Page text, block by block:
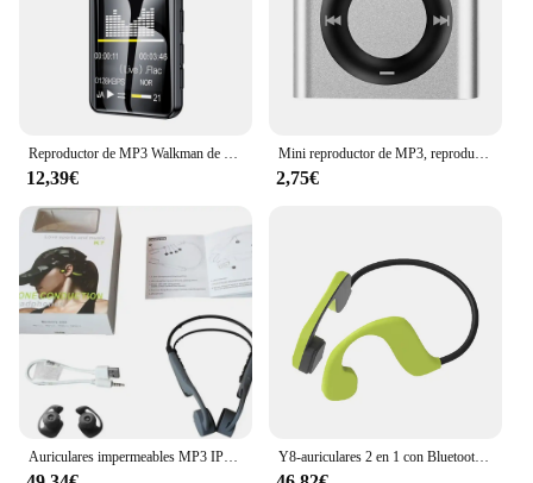
12,39€ 2,75€
Y8-auriculares 2 en 1 con Bluetooth 5,0, reproductor Mp3 de 32GB, impermeable IP68, para correr, Fitness, deporte y natación